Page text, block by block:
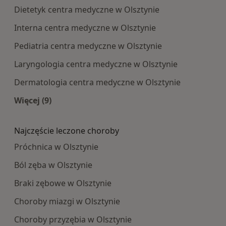
Dietetyk centra medyczne w Olsztynie
Interna centra medyczne w Olsztynie
Pediatria centra medyczne w Olsztynie
Laryngologia centra medyczne w Olsztynie
Dermatologia centra medyczne w Olsztynie
Więcej (9)
Najczęście leczone choroby
Próchnica w Olsztynie
Ból zęba w Olsztynie
Braki zębowe w Olsztynie
Choroby miazgi w Olsztynie
Choroby przyzębia w Olsztynie